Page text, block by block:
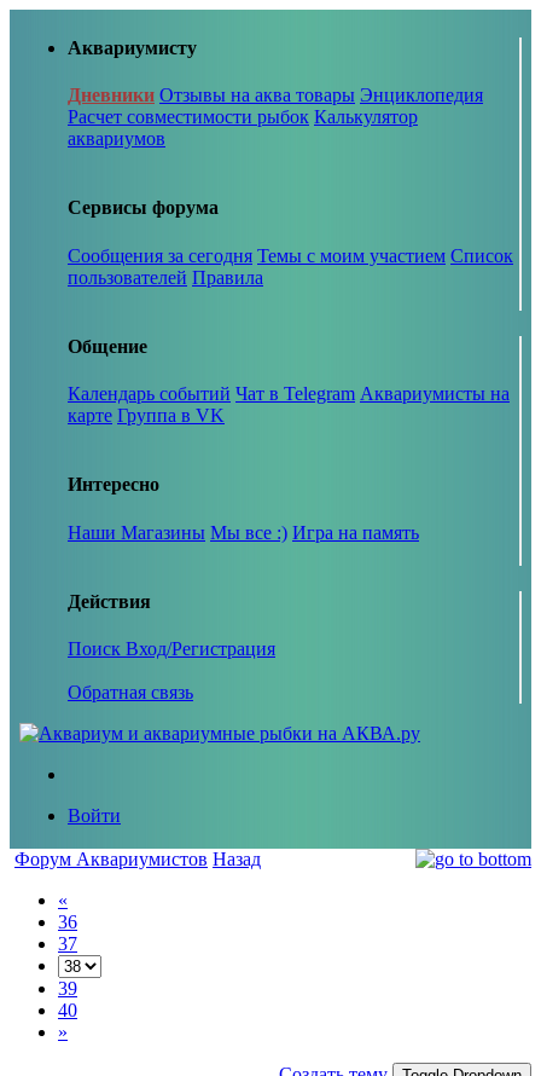
Аквариумисту
Дневники Отзывы на аква товары Энциклопедия
Расчет совместимости рыбок Калькулятор
аквариумов
Сервисы форума
Сообщения за сегодня Темы с моим участием Список
пользователей Правила
Общение
Календарь событий Чат в Telegram Аквариумисты на
карте Группа в VK
Интересно
Наши Магазины Мы все :) Игра на память
Действия
Поиск Вход/Регистрация
Обратная связь
Войти
Форум Аквариумистов Назад
«
36
37
39
40
»